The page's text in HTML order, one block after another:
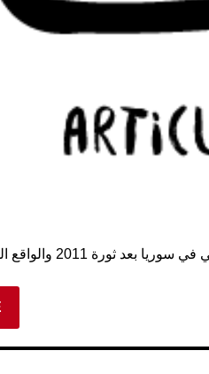
دراسة حول الواقع المتغير